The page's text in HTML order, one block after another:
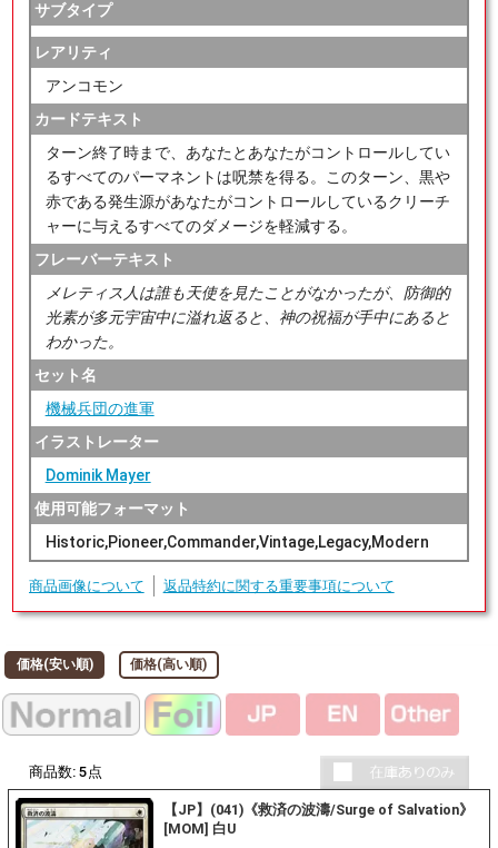
サブタイプ
レアリティ
アンコモン
カードテキスト
ターン終了時まで、あなたとあなたがコントロールしてい
るすべてのパーマネントは呪禁を得る。このターン、黒や
赤である発生源があなたがコントロールしているクリーチ
ャーに与えるすべてのダメージを軽減する。
フレーバーテキスト
メレティス人は誰も天使を見たことがなかったが、防御的
光素が多元宇宙中に溢れ返ると、神の祝福が手中にあると
わかった。
セット名
機械兵団の進軍
イラストレーター
Dominik Mayer
使用可能フォーマット
Historic,Pioneer,Commander,Vintage,Legacy,Modern
商品画像について 返品特約に関する重要事項について
価格(安い順) 価格(高い順)
商品数: 5 点
【JP】(041)《救済の波濤/Surge of Salvation》
[MOM] 白U